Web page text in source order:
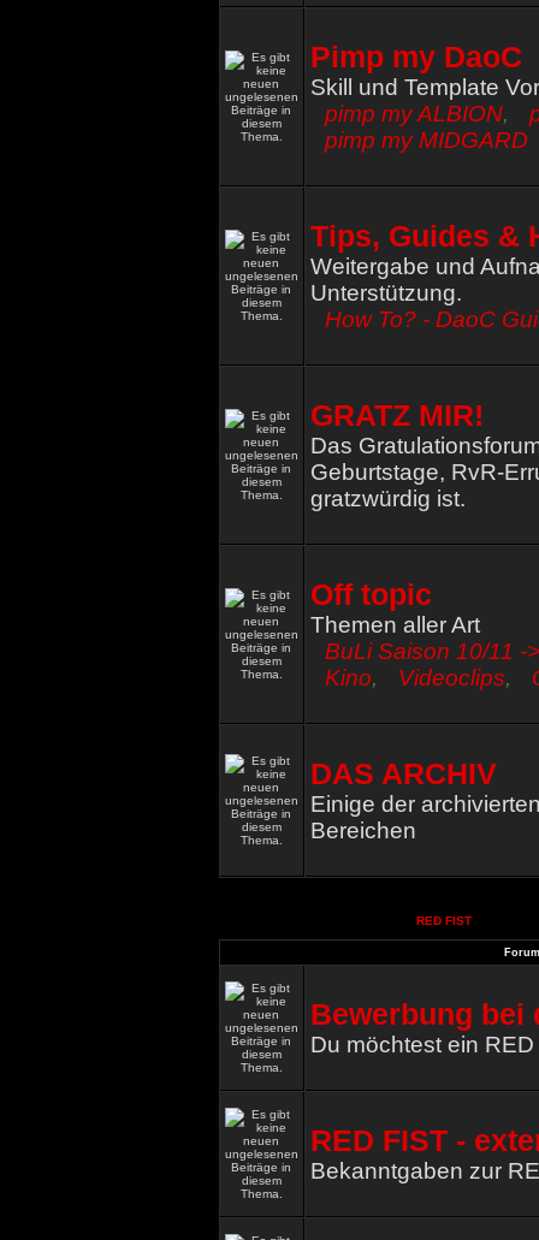
Pimp my DaoC
Skill und Template
pimp my ALBION,
pimp my MIDGARD
Tips, Guides &
Weitergabe und
Unterstützung.
How To? - DaoC
GRATZ MIR!
Das
Geburtstage, RvR-
gratzwürdig ist.
Off topic
Themen aller Art
BuLi Saison 10/11 -
Kino, Videoclips,
DAS ARCHIV
Einige der
Bereichen
RED FIST
Bewerbung bei
Du möchtest ein
RED FIST -
Bekanntgaben zur